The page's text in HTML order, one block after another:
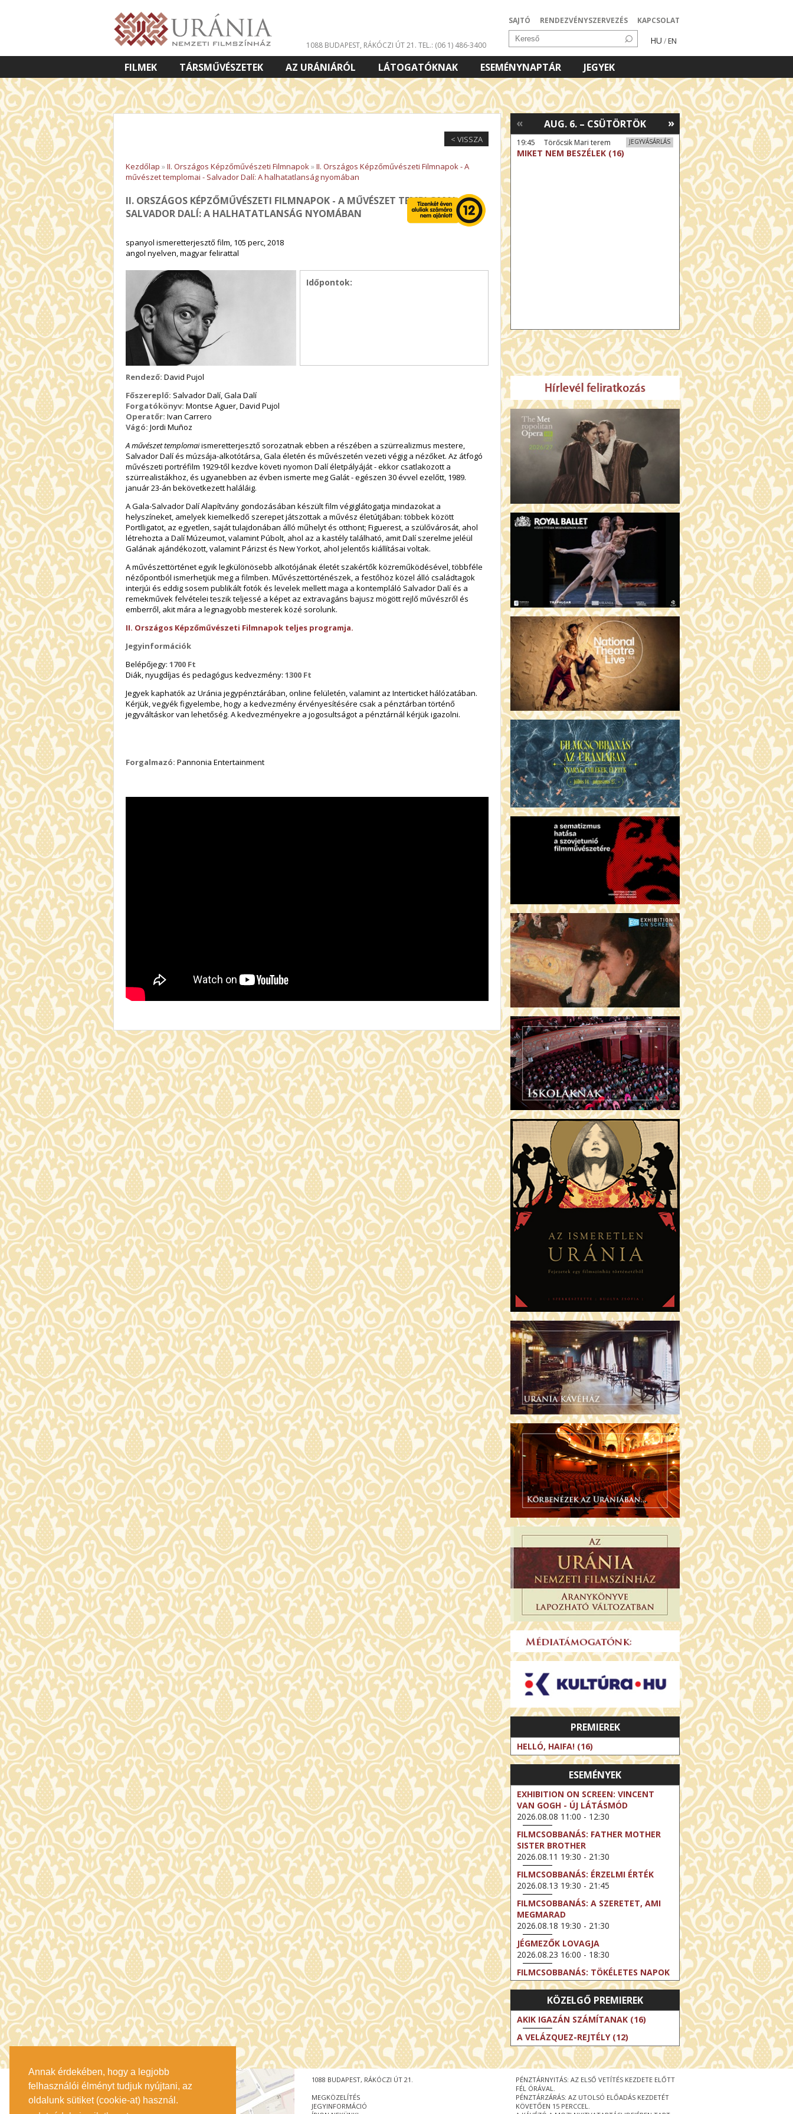
Annak érdekében, hogy a legjobb
felhasználói élményt tudjuk nyújtani, az
oldalunk sütiket (cookie-at) használ.
SAJTÓ RENDEZVÉNYSZERVEZÉS KAPCSOLAT
HU / EN
1088 BUDAPEST, RÁKÓCZI ÚT 21. TEL.: (06 1) 486-3400
FILMEK TÁRSMŰVÉSZETEK AZ URÁNIÁRÓL LÁTOGATÓKNAK ESEMÉNYNAPTÁR
JEGYEK
VETÍTETT KÉPES ELŐADÁSOK
< VISSZA
Kezdőlap »II. Országos Képzőművészeti Filmnapok»II. Országos Képzőművészeti Filmnapok - A
művészet templomai - Salvador Dalí: A halhatatlanság nyomában
II. ORSZÁGOS KÉPZŐMŰVÉSZETI FILMNAPOK - A MŰVÉSZET TEMPLOMAI -
SALVADOR DALÍ: A HALHATATLANSÁG NYOMÁBAN
spanyol ismeretterjesztő film, 105 perc, 2018
angol nyelven, magyar felirattal
Időpontok:
Rendező: David Pujol
Főszereplő: Salvador Dalí, Gala Dalí
Forgatókönyv: Montse Aguer, David Pujol
Operatőr: Ivan Carrero
Vágó: Jordi Muñoz
A művészet templomaiismeretterjesztő sorozatnak ebben a részében a szürrealizmus mestere,
Salvador Dalí és múzsája-alkotótársa, Gala életén és művészetén vezeti végig a nézőket. Az átfogó
művészeti portréfilm 1929-től kezdve követi nyomon Dalí életpályáját - ekkor csatlakozott a
szürrealistákhoz, és ugyanebben az évben ismerte meg Galát - egészen 30 évvel ezelőtt, 1989.
január 23-án bekövetkezett haláláig.
A Gala-Salvador Dalí Alapítvány gondozásában készült film végiglátogatja mindazokat a
helyszíneket, amelyek kiemelkedő szerepet játszottak a művész életútjában: többek között
Portlligatot, az egyetlen, saját tulajdonában álló műhelyt és otthont; Figuerest, a szülővárosát, ahol
létrehozta a Dalí Múzeumot, valamint Púbolt, ahol az a kastély található, amit Dalí szerelme jeléül
Galának ajándékozott, valamint Párizst és New Yorkot, ahol jelentős kiállításai voltak.
A művészettörténet egyik legkülönösebb alkotójának életét szakértők közreműködésével, többféle
nézőpontból ismerhetjük meg a filmben. Művészettörténészek, a festőhöz közel álló családtagok
interjúi és eddig sosem publikált fotók és levelek mellett maga a kontempláló Salvador Dalí és a
remekművek felvételei teszik teljessé a képet az extravagáns bajusz mögött rejlő művészről és
emberről, akit mára a legnagyobb mesterek közé sorolunk.
II. Országos Képzőművészeti Filmnapok teljes programja.
Jegyinformációk
Belépőjegy: 1700 Ft
Diák, nyugdíjas és pedagógus kedvezmény: 1300 Ft
Jegyek kaphatók az Uránia jegypénztárában, online felületén, valamint az Interticket hálózatában.
Kérjük, vegyék figyelembe, hogy a kedvezmény érvényesítésére csak a pénztárban történő
jegyváltáskor van lehetőség. A kedvezményekre a jogosultságot a pénztárnál kérjük igazolni.
Forgalmazó: Pannonia Entertainment
»
AUG. 6. – CSÜTÖRTÖK
«
JEGYVÁSÁRLÁS
19:45 Törőcsik Mari terem
MIKET NEM BESZÉLEK (16)
PREMIEREK
HELLÓ, HAIFA! (16)
ESEMÉNYEK
EXHIBITION ON SCREEN: VINCENT
VAN GOGH - ÚJ LÁTÁSMÓD
2026.08.08 11:00 - 12:30
FILMCSOBBANÁS: FATHER MOTHER
SISTER BROTHER
2026.08.11 19:30 - 21:30
FILMCSOBBANÁS: ÉRZELMI ÉRTÉK
2026.08.13 19:30 - 21:45
FILMCSOBBANÁS: A SZERETET, AMI
MEGMARAD
2026.08.18 19:30 - 21:30
JÉGMEZŐK LOVAGJA
2026.08.23 16:00 - 18:30
FILMCSOBBANÁS: TÖKÉLETES NAPOK
2026.08.25 19:30 - 21:45
FILMCSOBBANÁS: IFJÚSÁG
2026.08.27 19:30 - 21:30
EXHIBITION ON SCREEN: VINCENT
VAN GOGH - ÚJ LÁTÁSMÓD
2026.08.30 11:00 - 12:30
NT LIVE / DAVID IRELAND: THE FIFTH
STEP
2026.09.01 19:00 - 21:00
BERLIN ELESTE
KÖZELGŐ PREMIEREK
AKIK IGAZÁN SZÁMÍTANAK (16)
A VELÁZQUEZ-REJTÉLY (12)
PÉNZTÁRNYITÁS: AZ ELSŐ VETÍTÉS KEZDETE ELŐTT
FÉL ÓRÁVAL.
PÉNZTÁRZÁRÁS: AZ UTOLSÓ ELŐADÁS KEZDETÉT
KÖVETŐEN 15 PERCCEL.
1088 BUDAPEST, RÁKÓCZI ÚT 21.
MEGKÖZELÍTÉS
JEGYINFORMÁCIÓ